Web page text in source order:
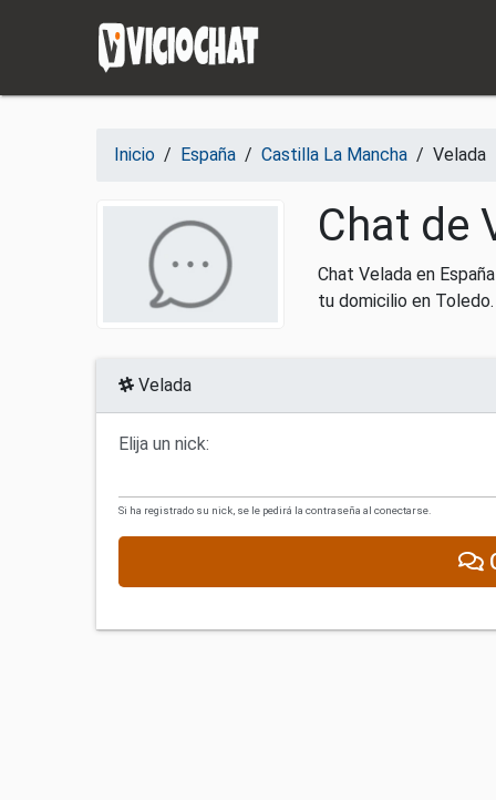
Inicio / España / Castilla La Mancha / Velada
Chat de
Chat Velada en
tu domicilio en Toledo.
Velada
Elija un nick:
Si ha registrado su nick, se le pedirá la contraseña al conectarse.